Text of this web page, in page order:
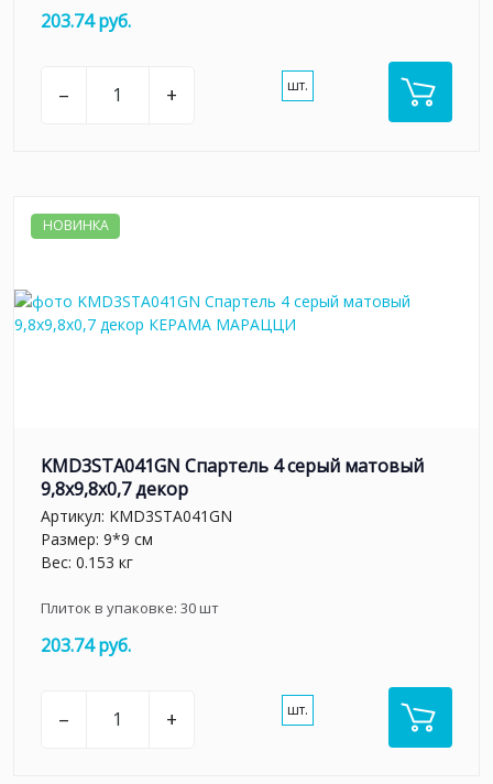
203.74 руб.
– + шт.
НОВИНКА
KMD3STA041GN Спартель 4 серый матовый
9,8x9,8x0,7 декор
Артикул: KMD3STA041GN
Размер: 9*9 см
Вес: 0.153 кг
Плиток в упаковке: 30шт
203.74 руб.
– + шт.